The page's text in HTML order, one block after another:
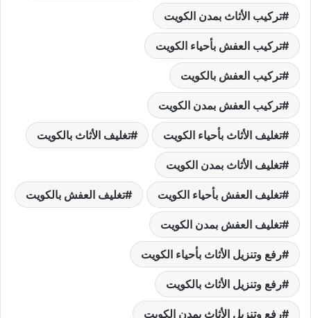
تركيب الأثاث بمدن الكويت
تركيب العفش بأحياء الكويت
تركيب العفش بالكويت
تركيب العفش بمدن الكويت
تغليف الأثاث بأحياء الكويت تغليف الأثاث بالكويت
تغليف الأثاث بمدن الكويت
تغليف العفش بأحياء الكويت تغليف العفش بالكويت
تغليف العفش بمدن الكويت
رفع وتنزيل الأثاث بأحياء الكويت
رفع وتنزيل الأثاث بالكويت
رفع وتنزيل الأثاث بمدن الكويت